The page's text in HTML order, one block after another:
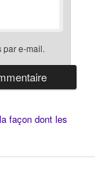
par e-mail.
façon dont les